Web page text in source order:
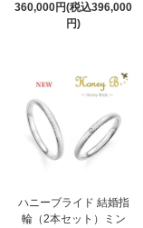
360,000円(税込396,000
円)
ハニーブライド 結婚指
輪（2本セット）ミン